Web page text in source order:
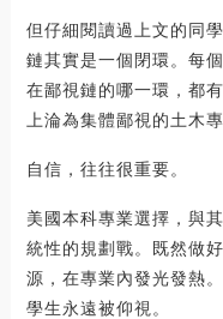
但仔細閱讀過上文的同
鏈其實是一個閉環。每
在鄙視鏈的哪一環，都
上淪為集體鄙視的土木
自信，往往很重要。
美國本科專業選擇，與
統性的規劃戰。既然做
源，在專業內發光發熱
學生永遠被仰視。